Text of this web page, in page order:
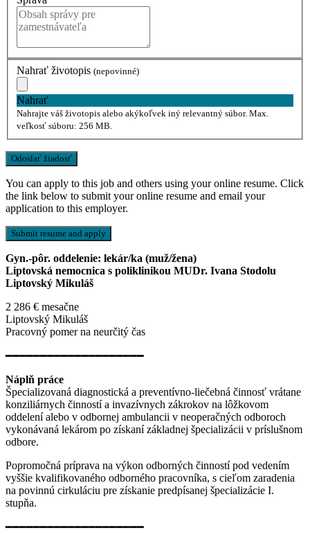
Nahrať životopis (nepovinné)
Nahrať
Nahrajte váš životopis alebo akýkoľvek iný relevantný súbor. Max.
veľkosť súboru: 256 MB.
You can apply to this job and others using your online resume. Click
the link below to submit your online resume and email your
application to this employer.
Gyn.-pôr. oddelenie: lekár/ka (muž/žena)
Liptovská nemocnica s poliklinikou MUDr. Ivana Stodolu
Liptovský Mikuláš
2 286 € mesačne
Liptovský Mikuláš
Pracovný pomer na neurčitý čas
━━━━━━━━━━━━━━━━━━━━
Náplň práce
Špecializovaná diagnostická a preventívno-liečebná činnosť vrátane
konziliárnych činností a invazívnych zákrokov na lôžkovom
oddelení alebo v odbornej ambulancii v neoperačných odboroch
vykonávaná lekárom po získaní základnej špecializácii v príslušnom
odbore.
Popromočná príprava na výkon odborných činností pod vedením
vyššie kvalifikovaného odborného pracovníka, s cieľom zaradenia
na povinnú cirkuláciu pre získanie predpísanej špecializácie I.
stupňa.
━━━━━━━━━━━━━━━━━━━━